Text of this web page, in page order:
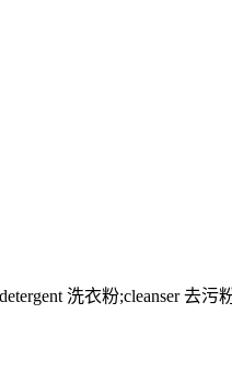
洗衣粉;cleanser 去污